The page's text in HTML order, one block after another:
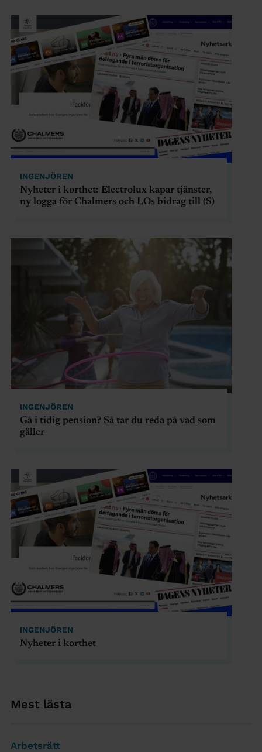
Mest lästa
Arbetsrätt
INGENJÖREN
Nyheter i korthet: Electrolux kapar tjänster,
ny logga för Chalmers och LOs bidrag till (S)
INGENJÖREN
Gå i tidig pension? Så tar du reda på vad som
gäller
INGENJÖREN
Nyheter i korthet